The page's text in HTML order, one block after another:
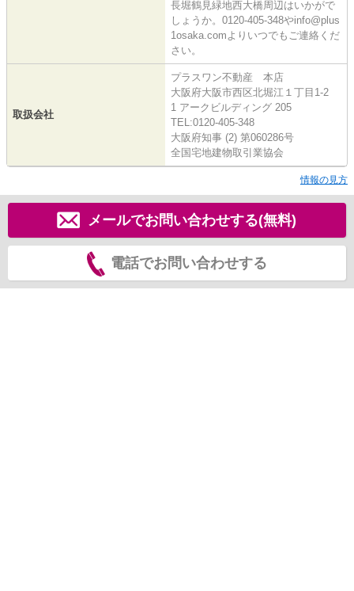
長堀鶴見緑地西大橋周辺はいかがで
しょうか。0120-405-348やinfo@plus
1osaka.comよりいつでもご連絡くだ
さい。
取扱会社
プラスワン不動産 本店
大阪府大阪市西区北堀江１丁目1-2
1 アークビルディング 205
TEL:0120-405-348
大阪府知事 (2) 第060286号
全国宅地建物取引業協会
情報の見方
メールでお問い合わせする(無料)
電話でお問い合わせする